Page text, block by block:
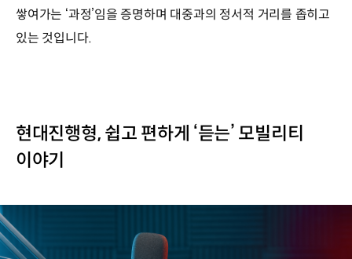
쌓여가는 ‘과정’임을 증명하며 대중과의 정서적 거리를 좁히고
있는 것입니다.
현대진행형, 쉽고 편하게 ‘듣는’ 모빌리티
이야기